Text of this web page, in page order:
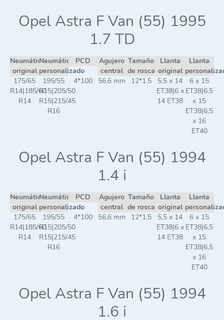
Opel Astra F Van (55) 1995
1.7 TD
Neumático
original
Neumático
personalizado
PCD
Agujero
central
Tamaño
de rosca
Llanta
original
Llanta
175/65
R14|185/60
R14
195/55
R15|205/50
R15|215/45
R16
4*100 56,6 mm 12*1.5
5,5 x 14
ET38|6 x
14 ET38
6 x 15
ET38|6,5
x 15
ET38|6,5
x 16
ET40
Opel Astra F Van (55) 1994
1.4 i
Neumático
original
Neumático
personalizado
PCD
Agujero
central
Tamaño
de rosca
Llanta
original
Llanta
175/65
R14|185/60
R14
195/55
R15|205/50
R15|215/45
R16
4*100 56,6 mm 12*1.5
5,5 x 14
ET38|6 x
14 ET38
6 x 15
ET38|6,5
x 15
ET38|6,5
x 16
ET40
Opel Astra F Van (55) 1994
1.6 i